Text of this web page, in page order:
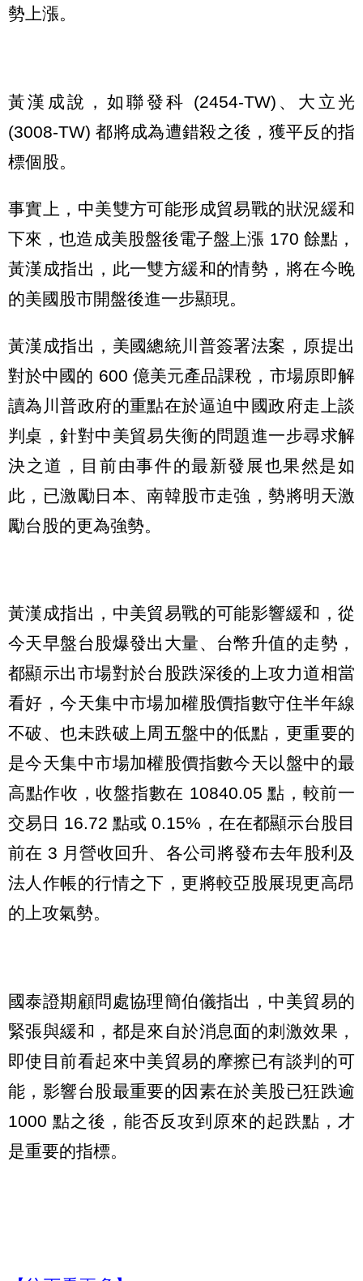
勢上漲。
黃漢成說，如聯發科 (2454-TW)、大立光
(3008-TW) 都將成為遭錯殺之後，獲平反的指
標個股。
事實上，中美雙方可能形成貿易戰的狀況緩和
下來，也造成美股盤後電子盤上漲 170 餘點，
黃漢成指出，此一雙方緩和的情勢，將在今晚
的美國股市開盤後進一步顯現。
黃漢成指出，美國總統川普簽署法案，原提出
對於中國的 600 億美元產品課稅，市場原即解
讀為川普政府的重點在於逼迫中國政府走上談
判桌，針對中美貿易失衡的問題進一步尋求解
決之道，目前由事件的最新發展也果然是如
此，已激勵日本、南韓股市走強，勢將明天激
勵台股的更為強勢。
黃漢成指出，中美貿易戰的可能影響緩和，從
今天早盤台股爆發出大量、台幣升值的走勢，
都顯示出市場對於台股跌深後的上攻力道相當
看好，今天集中市場加權股價指數守住半年線
不破、也未跌破上周五盤中的低點，更重要的
是今天集中市場加權股價指數今天以盤中的最
高點作收，收盤指數在 10840.05 點，較前一
交易日 16.72 點或 0.15%，在在都顯示台股目
前在 3 月營收回升、各公司將發布去年股利及
法人作帳的行情之下，更將較亞股展現更高昂
的上攻氣勢。
國泰證期顧問處協理簡伯儀指出，中美貿易的
緊張與緩和，都是來自於消息面的刺激效果，
即使目前看起來中美貿易的摩擦已有談判的可
能，影響台股最重要的因素在於美股已狂跌逾
1000 點之後，能否反攻到原來的起跌點，才
是重要的指標。